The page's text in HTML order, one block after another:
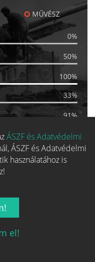
MŰVÉSZ
0%
50%
100%
33%
91%
ÁSZF és Adatvédelmi
ÁSZF és Adatvédelmi
használatához is
el!